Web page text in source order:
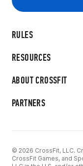
RULES
RESOURCES
ABOUT CROSSFIT
PARTNERS
© 2026 CrossFit, LLC.
CrossFit Games, and